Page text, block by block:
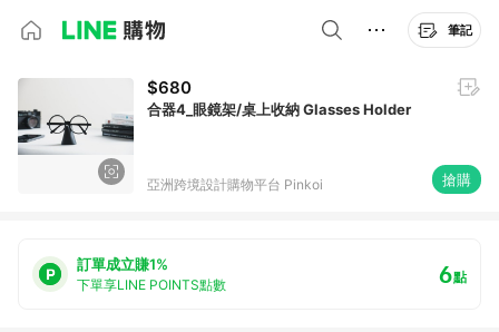
筆記
$680
合器4_眼鏡架/桌上收納 Glasses Holder
亞洲跨境設計購物平台 Pinkoi 搶購
訂單成立賺1%
下單享LINE POINTS點數 6點